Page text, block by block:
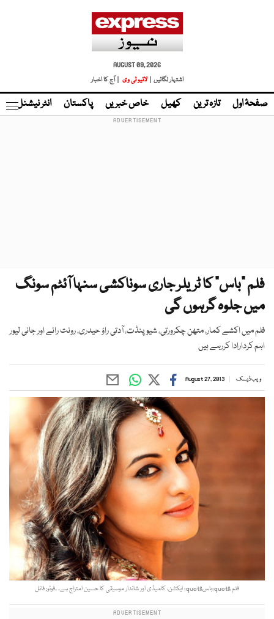
AUGUST 09, 2026
اشتہار لگائیں |
لائیو ٹی وی | آج کا اخبار
صفحۂ اول تازہ ترین کھیل خاص خبریں پاکستان انٹر نیشنل
فلم ”باس“ کا ٹریلر جاری سوناکشی سنہا آئٹم سونگ
میں جلوہ گرہوں گی
فلم میں اکشے کمار، متھن چکرورتی، شیو پنڈت، آدتی راؤ حیدری، رونت رائے اور جانی لیور
اہم کردارادا کررہے ہیں
ویب ڈیسک August 27, 2013
فلم &quot;باس&quot; ایکشن، کامیڈی اور شاندار موسیقی کا حسین امتزاج ہے۔ ۔فوٹو: فائل